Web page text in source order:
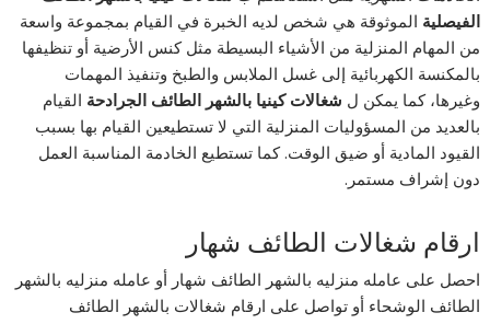
الفيصلية الموثوقة هي شخص لديه الخبرة في القيام بمجموعة واسعة
من المهام المنزلية من الأشياء البسيطة مثل كنس الأرضية أو تنظيفها
بالمكنسة الكهربائية إلى غسل الملابس والطبخ وتنفيذ المهمات
وغيرها، كما يمكن ل شغالات كينيا بالشهر الطائف الجرادحة القيام
بالعديد من المسؤوليات المنزلية التي لا تستطيعين القيام بها بسبب
القيود المادية أو ضيق الوقت. كما تستطيع الخادمة المناسبة العمل
دون إشراف مستمر.
ارقام شغالات الطائف شهار
احصل على عامله منزليه بالشهر الطائف شهار أو عامله منزليه بالشهر
الطائف الوشحاء أو تواصل على ارقام شغالات بالشهر الطائف